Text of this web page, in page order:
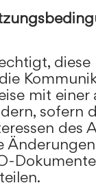
diese
mit einer
sofern
des